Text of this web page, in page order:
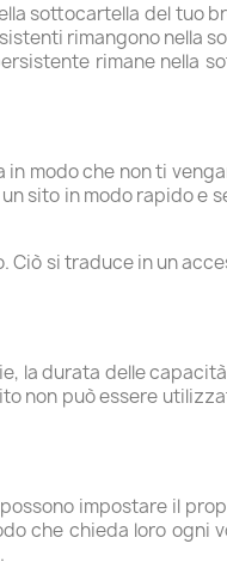
sottocartella del tuo
rimangono nella
rimane nella
modo che non ti
sito in modo rapido e
Ciò si traduce in un
la durata delle
non può essere
impostare il
che chieda loro ogni